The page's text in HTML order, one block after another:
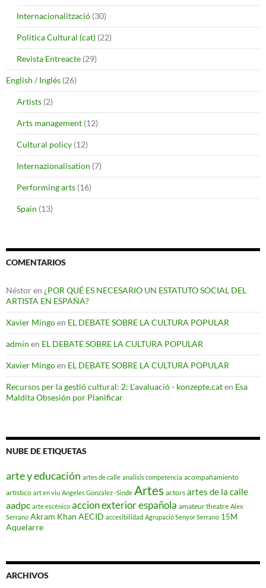
Internacionalització (30)
Politica Cultural (cat) (22)
Revista Entreacte (29)
English / Inglés (26)
Artists (2)
Arts management (12)
Cultural policy (12)
Internazionalisation (7)
Performing arts (16)
Spain (13)
COMENTARIOS
Néstoren ¿POR QUÉ ES NECESARIO UN ESTATUTO SOCIAL DEL
ARTISTA EN ESPAÑA?
Xavier Mingoen EL DEBATE SOBRE LA CULTURA POPULAR
admin en EL DEBATE SOBRE LA CULTURA POPULAR
Xavier Mingoen EL DEBATE SOBRE LA CULTURA POPULAR
Recursos per la gestió cultural: 2: L'avaluació - konzepte.caten Esa
Maldita Obsesión por Planificar
NUBE DE ETIQUETAS
arte y educación artes de calle analisis competencia acompañamiento
artístico art en viu Angeles Gonzalez -Sinde Artes actors artes de la calle
aadpc arte escénico accion exterior española amateur theatre Alex
Serrano Akram Khan AECID accesibilidad Agrupació Senyor Serrano 15M
Aquelarre
ARCHIVOS